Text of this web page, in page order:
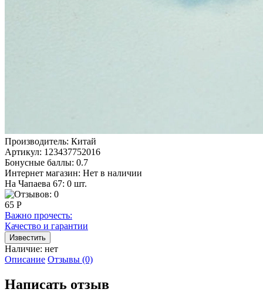
Производитель: Китай
Артикул: 123437752016
Бонусные баллы: 0.7
Интернет магазин: Нет в наличии
На Чапаева 67: 0 шт.
65 Р
Важно прочесть:
Качество и гарантии
Наличие: нет
Описание Отзывы (0)
Написать отзыв